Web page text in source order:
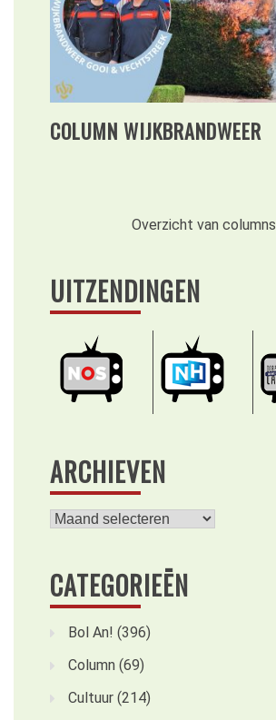
COLUMN WIJKBRANDWEER
Overzicht van columns
UITZENDINGEN
ARCHIEVEN
Archieven
CATEGORIEËN
Bol An! (396)
Column (69)
Cultuur (214)